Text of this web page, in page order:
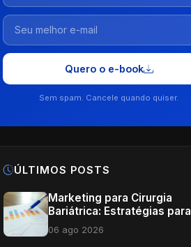
Quero o e-book
Sem spam. Cancele quando quiser.
ÚLTIMOS POSTS
Marketing para Cirurgia
Bariátrica: Estratégias para
Potencializar Sua Clínica
06 ago 2026